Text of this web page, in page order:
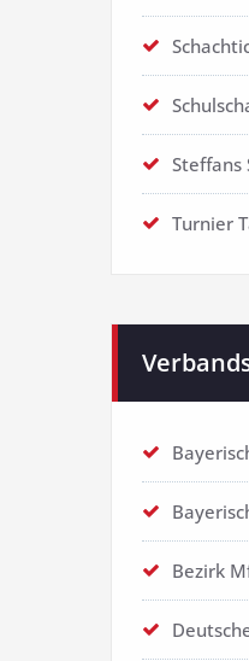
Steffans
Turnier
Bezirk